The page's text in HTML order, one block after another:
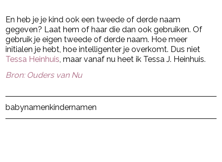
En heb je je kind ook een tweede of derde naam
gegeven? Laat hem of haar die dan ook gebruiken. Of
gebruik je eigen tweede of derde naam. Hoe meer
initialen je hebt, hoe intelligenter je overkomt. Dus niet
Tessa Heinhuis, maar vanaf nu heet ik Tessa J. Heinhuis.
Bron: Ouders van Nu
babynamenkindernamen